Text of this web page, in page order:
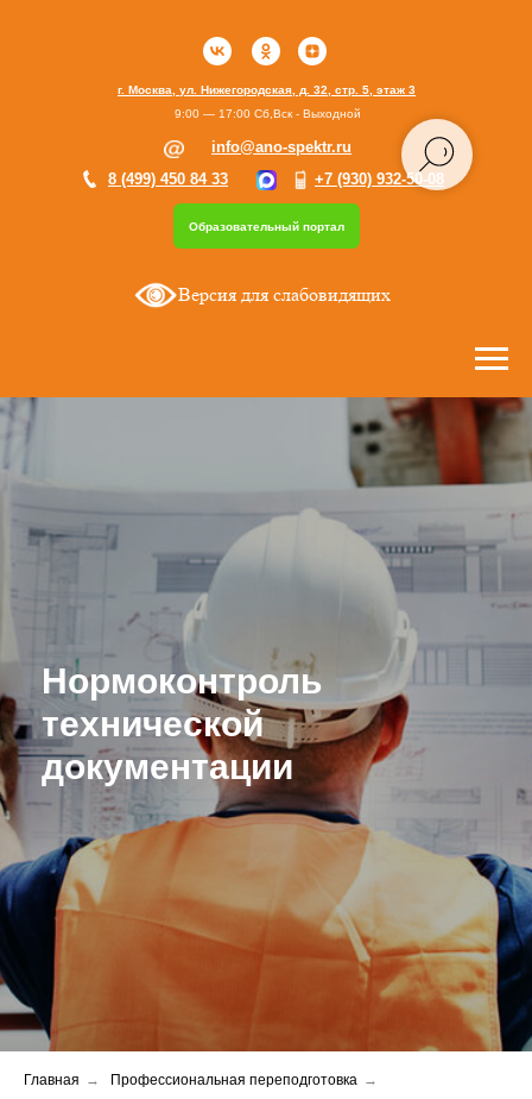
Образовательный портал
г. Москва, ул. Нижегородская, д. 32, стр. 5, этаж 3
+7 (930) 932-50-08
8 (499) 450 84 33
info@ano-spektr.ru
9:00 — 17:00 Сб,Вск - Выходной
Версия для слабовидящих
Нормоконтроль
технической
документации
Главная → Профессиональная переподготовка →